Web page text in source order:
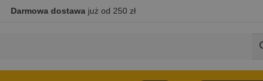
Darmowa dostawajuż od 250 zł